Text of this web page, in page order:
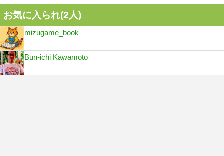
お気に入られ(2人)
mizugame_book
Bun-ichi Kawamoto